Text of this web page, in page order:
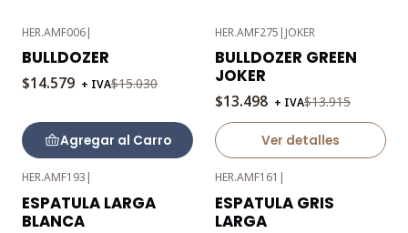
-3%
OFF
HER.AMF006|
BULLDOZER
$14.579 + IVA$15.030
Agregar al Carro
-3%
OFF
HER.AMF275 | JOKER
BULLDOZER GREEN
JOKER
$13.498 + IVA$13.915
Ver detalles
-3%
OFF
HER.AMF193 |
ESPATULA LARGA
BLANCA
-3%
OFF
HER.AMF161 |
ESPATULA GRIS
LARGA